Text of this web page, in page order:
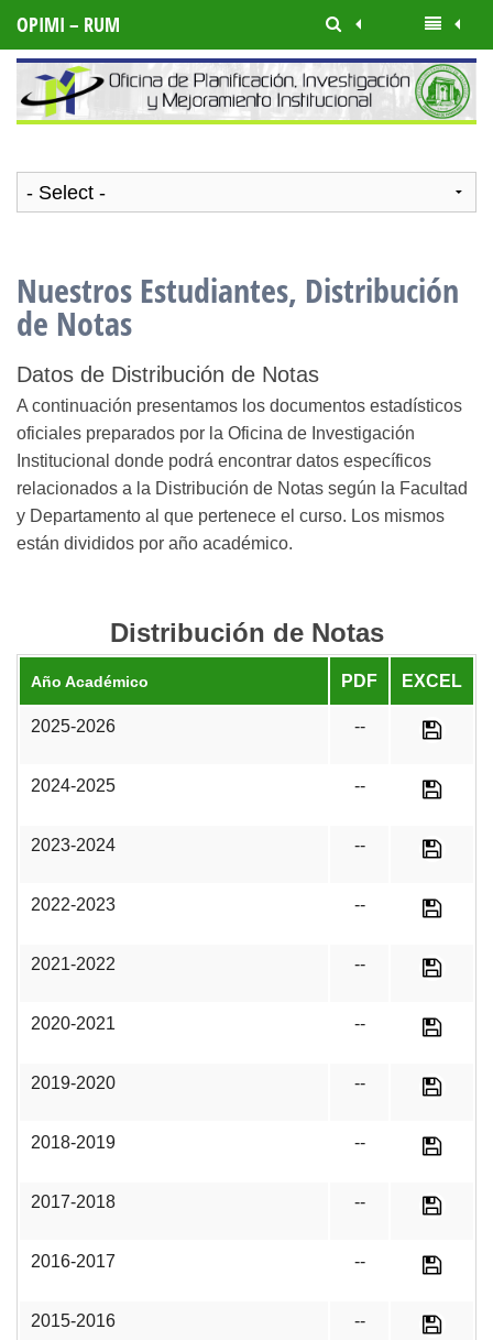
OPIMI – RUM
Nuestros Estudiantes, Distribución
de Notas
Datos de Distribución de Notas
A continuación presentamos los documentos estadísticos
oficiales preparados por la Oficina de Investigación
Institucional donde podrá encontrar datos específicos
relacionados a la Distribución de Notas según la Facultad
y Departamento al que pertenece el curso. Los mismos
están divididos por año académico.
Distribución de Notas
Año Académico PDF EXCEL
2025-2026 --
2024-2025 --
2023-2024 --
2022-2023 --
2021-2022 --
2020-2021 --
2019-2020 --
2018-2019 --
2017-2018 --
2016-2017 --
2015-2016 --